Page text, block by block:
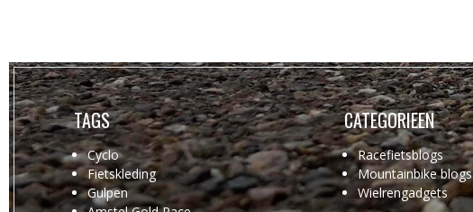
TAGS
Cyclo
Fietskleding
Gulpen
CATEGORIEEN
Racefietsblogs
Mountainbike blogs
Wielrengadgets